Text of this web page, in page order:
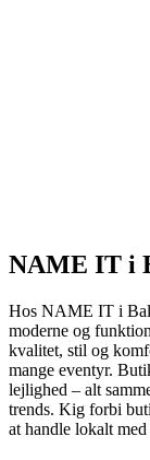
NAME IT i
Hos NAME IT i
moderne og
kvalitet, stil og
mange eventyr.
lejlighed – alt
trends. Kig forbi
at handle lokalt